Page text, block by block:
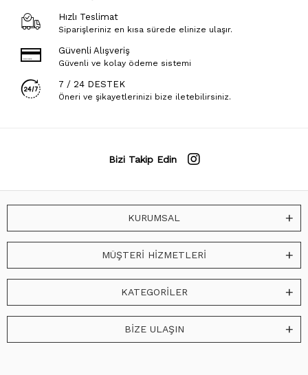
Hızlı Teslimat
Siparişleriniz en kısa sürede elinize ulaşır.
Güvenli Alışveriş
Güvenli ve kolay ödeme sistemi
7 / 24 DESTEK
Öneri ve şikayetlerinizi bize iletebilirsiniz.
Bizi Takip Edin
KURUMSAL
MÜŞTERİ HİZMETLERİ
KATEGORİLER
BİZE ULAŞIN